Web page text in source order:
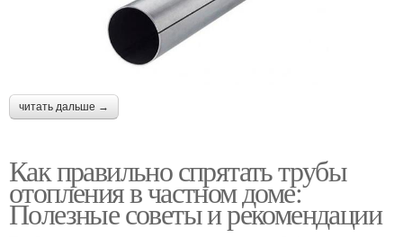
читать дальше →
Как правильно спрятать трубы
отопления в частном доме:
Полезные советы и рекомендации